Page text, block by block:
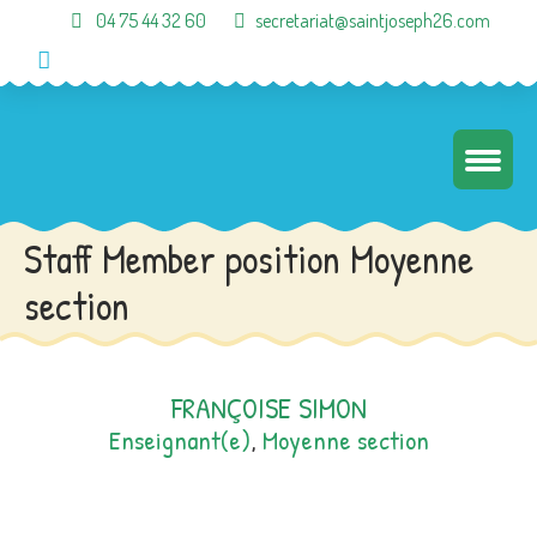
04 75 44 32 60 secretariat@saintjoseph26.com
Staff Member position Moyenne
section
FRANÇOISE SIMON
Enseignant(e), Moyenne section